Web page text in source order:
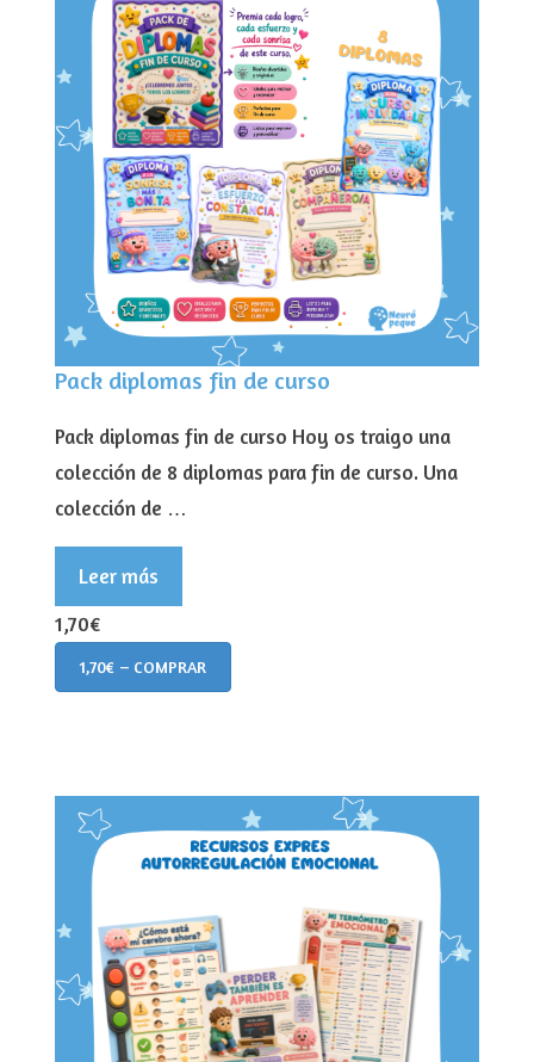
Pack diplomas fin de curso
Pack diplomas fin de curso Hoy os traigo una
colección de 8 diplomas para fin de curso. Una
colección de …
Leer más
1,70€
1,70€ – COMPRAR